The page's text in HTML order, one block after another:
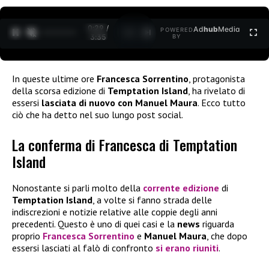
0:30 /
3:35
POWERED
BY
AdhubMedia
In queste ultime ore Francesca Sorrentino , protagonista
della scorsa edizione di Temptation Island , ha rivelato di
essersi lasciata di nuovo con Manuel Maura. Ecco tutto
ciò che ha detto nel suo lungo post social.
La conferma di Francesca di Temptation
Island
Nonostante si parli molto della corrente edizione di
Temptation Island, a volte si fanno strada delle
indiscrezioni e notizie relative alle coppie degli anni
precedenti. Questo è uno di quei casi e la news riguarda
proprio Francesca Sorrentino e Manuel Maura, che dopo
essersi lasciati al falò di confronto si erano riuniti.